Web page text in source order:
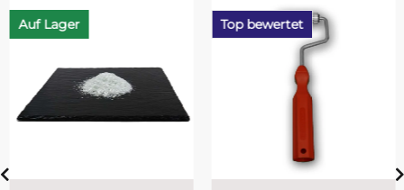
Auf Lager Top bewertet